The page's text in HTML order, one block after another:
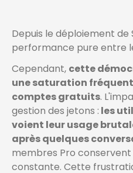
Depuis le déploiement de
performance pure entre
Cependant, cette
une saturation
comptes gratuits.
gestion des jetons : les
voient leur usage
après quelques
membres Pro
constante. Cette